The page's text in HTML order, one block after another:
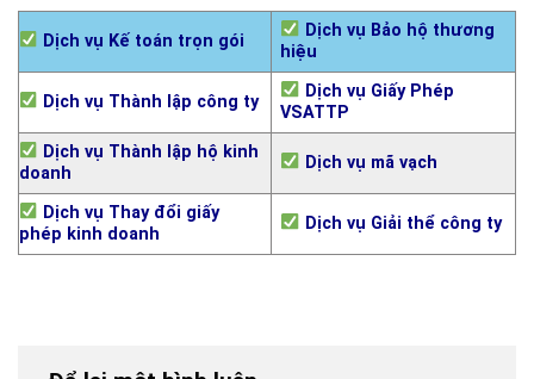
Dịch vụ Kế toán trọn gói
Dịch vụ Bảo hộ thương
hiệu
Dịch vụ Thành lập công ty
Dịch vụ Giấy Phép
VSATTP
Dịch vụ Thành lập hộ kinh
doanh
Dịch vụ mã vạch
Dịch vụ Thay đổi giấy
phép kinh doanh
Dịch vụ Giải thể công ty